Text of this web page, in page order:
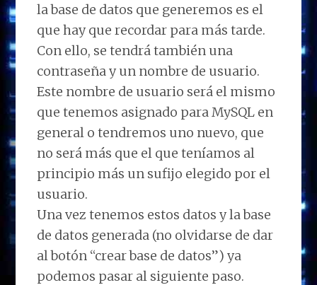
la base de datos que generemos es el
que hay que recordar para más tarde.
Con ello, se tendrá también una
contraseña y un nombre de usuario.
Este nombre de usuario será el mismo
que tenemos asignado para MySQL en
general o tendremos uno nuevo, que
no será más que el que teníamos al
principio más un sufijo elegido por el
usuario.
Una vez tenemos estos datos y la base
de datos generada (no olvidarse de dar
al botón “crear base de datos”) ya
podemos pasar al siguiente paso.